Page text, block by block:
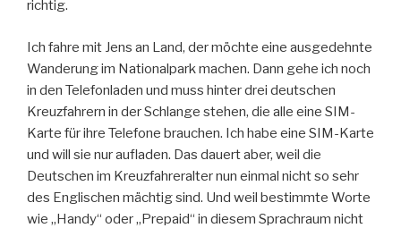
richtig.
Ich fahre mit Jens an Land, der möchte eine ausgedehnte
Wanderung im Nationalpark machen. Dann gehe ich noch
in den Telefonladen und muss hinter drei deutschen
Kreuzfahrern in der Schlange stehen, die alle eine SIM-
Karte für ihre Telefone brauchen. Ich habe eine SIM-Karte
und will sie nur aufladen. Das dauert aber, weil die
Deutschen im Kreuzfahreralter nun einmal nicht so sehr
des Englischen mächtig sind. Und weil bestimmte Worte
wie „Handy“ oder „Prepaid“ in diesem Sprachraum nicht